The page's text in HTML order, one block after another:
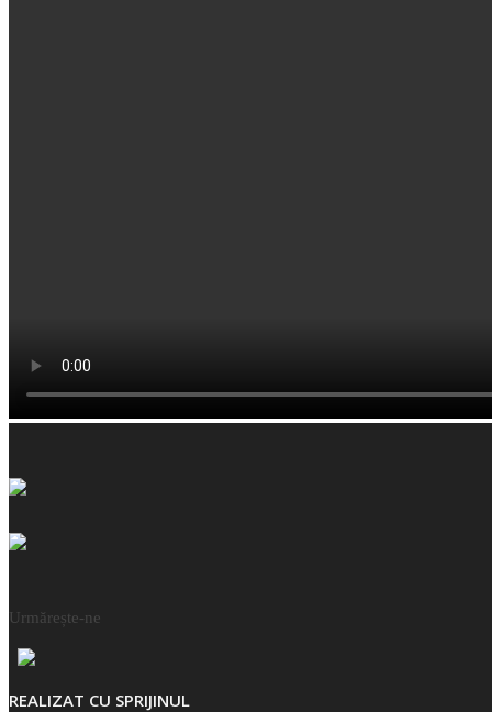
Urmărește-ne
REALIZAT CU SPRIJINUL